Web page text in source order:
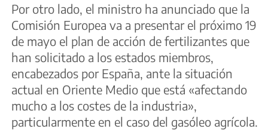
Por otro lado, el ministro ha anunciado que la
Comisión Europea va a presentar el próximo 19
de mayo el plan de acción de fertilizantes que
han solicitado a los estados miembros,
encabezados por España, ante la situación
actual en Oriente Medio que está «afectando
mucho a los costes de la industria»,
particularmente en el caso del gasóleo agrícola.